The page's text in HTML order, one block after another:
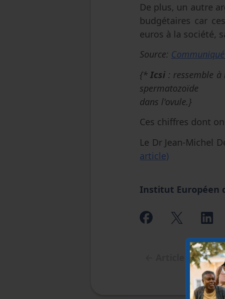
De plus, un autre
budgétaires car
euros à la société,
Source:
{*Icsi : ressemble
spermatozoïde
dans l'ovule.}
Ces chiffres dont
Le Dr Jean-Michel
article)
Institut Européen
Article